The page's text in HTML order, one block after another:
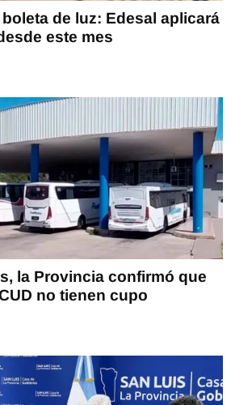
de luz: Edesal aplicará
este mes
la Provincia confirmó que
no tienen cupo